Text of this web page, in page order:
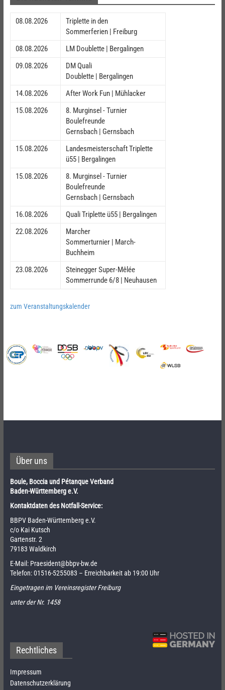
08.08.2026
Triplette in den
Sommerferien | Freiburg
08.08.2026
LM Doublette | Bergalingen
09.08.2026
DM Quali
Doublette | Bergalingen
14.08.2026
After Work Fun | Mühlacker
15.08.2026
8. Murginsel - Turnier
Boulefreunde
Gernsbach | Gernsbach
15.08.2026
Landesmeisterschaft Triplette
ü55 | Bergalingen
15.08.2026
8. Murginsel - Turnier
Boulefreunde
Gernsbach | Gernsbach
16.08.2026
Quali Triplette ü55 | Bergalingen
22.08.2026
Marcher
Sommerturnier | March-
Buchheim
23.08.2026
Steinegger Super-Mêlée
Sommerrunde 6/8 | Neuhausen
zum Veranstaltungskalender
Über uns
Boule, Boccia und Pétanque Verband
Baden-Württemberg e.V.
Kontaktdaten des Notfall-Service:
BBPV Baden-Württemberg e.V.
c/o Kai Kutsch
Gartenstr. 2
79183 Waldkirch
E-Mail: Praesident@bbpv-bw.de
Telefon:01516-5255083 – Erreichbarkeit ab 19:00 Uhr
Eingetragen im Vereinsregister Freiburg
unter der Nr. 1458
Rechtliches
Impressum
Datenschutzerklärung